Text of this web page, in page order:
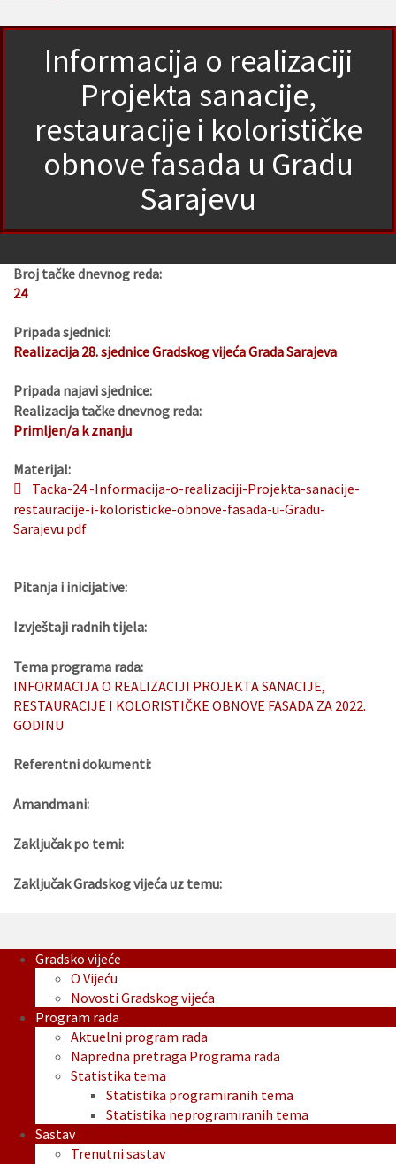
Informacija o realizaciji
Projekta sanacije,
restauracije i kolorističke
obnove fasada u Gradu
Sarajevu
Broj tačke dnevnog reda:
24
Pripada sjednici:
Realizacija 28. sjednice Gradskog vijeća Grada Sarajeva
Pripada najavi sjednice:
Realizacija tačke dnevnog reda:
Primljen/a k znanju
Materijal:
Tacka-24.-Informacija-o-realizaciji-Projekta-sanacije-
restauracije-i-koloristicke-obnove-fasada-u-Gradu-
Sarajevu.pdf
Pitanja i inicijative:
Izvještaji radnih tijela:
Tema programa rada:
INFORMACIJA O REALIZACIJI PROJEKTA SANACIJE,
RESTAURACIJE I KOLORISTIČKE OBNOVE FASADA ZA 2022.
GODINU
Referentni dokumenti:
Amandmani:
Zaključak po temi:
Zaključak Gradskog vijeća uz temu:
Gradsko vijeće
O Vijeću
Novosti Gradskog vijeća
Program rada
Aktuelni program rada
Napredna pretraga Programa rada
Statistika tema
Statistika programiranih tema
Statistika neprogramiranih tema
Sastav
Trenutni sastav